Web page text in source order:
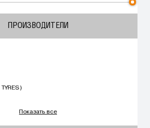
ПРОИЗВОДИТЕЛИ
TYRES)
Показать все